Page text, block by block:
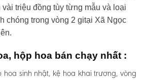
triệu đồng tùy từng mẫu và loại
chóng trong vòng 2 gitại Xã Ngọc
hộp hoa bán chạy nhất :
sinh nhật, kệ hoa khai trương, vòng